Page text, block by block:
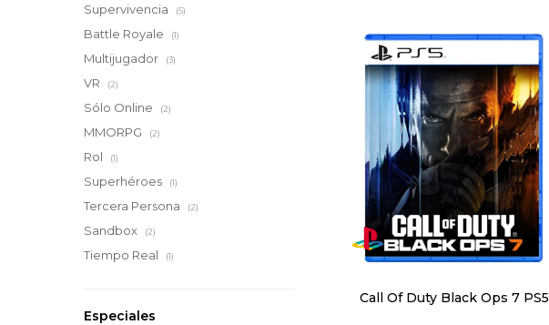
Call Of Duty Black Ops 7 PS5
Especiales
Supervivencia (5)
Battle Royale (1)
Multijugador (3)
VR (2)
Sólo Online (2)
MMORPG (2)
Rol (1)
Superhéroes (1)
Tercera Persona (2)
Sandbox (2)
Tiempo Real (1)